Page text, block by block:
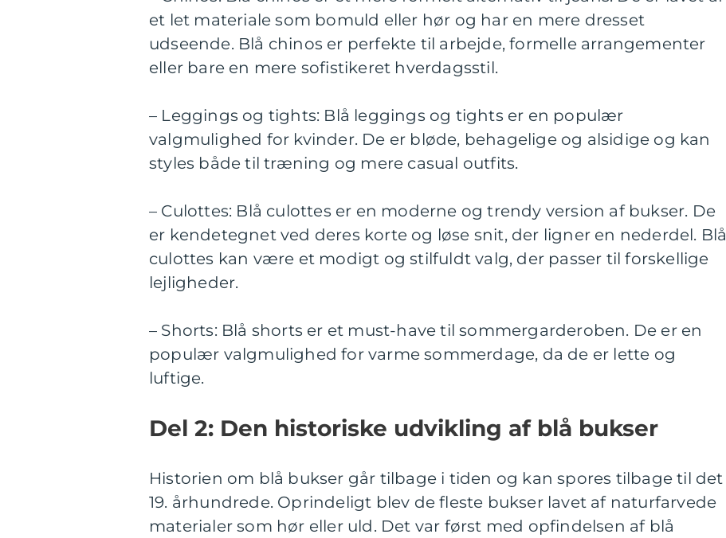
et let materiale som bomuld eller hør og har en mere dresset
udseende. Blå chinos er perfekte til arbejde, formelle arrangementer
eller bare en mere sofistikeret hverdagsstil.
– Leggings og tights: Blå leggings og tights er en populær
valgmulighed for kvinder. De er bløde, behagelige og alsidige og kan
styles både til træning og mere casual outfits.
– Culottes: Blå culottes er en moderne og trendy version af bukser. De
er kendetegnet ved deres korte og løse snit, der ligner en nederdel. Blå
culottes kan være et modigt og stilfuldt valg, der passer til forskellige
lejligheder.
– Shorts: Blå shorts er et must-have til sommergarderoben. De er en
populær valgmulighed for varme sommerdage, da de er lette og
luftige.
Del 2: Den historiske udvikling af blå bukser
Historien om blå bukser går tilbage i tiden og kan spores tilbage til det
19. århundrede. Oprindeligt blev de fleste bukser lavet af naturfarvede
materialer som hør eller uld. Det var først med opfindelsen af blå